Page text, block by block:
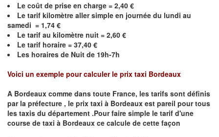
Le coût de prise en charge = 2,40 €
Le tarif kilomètre aller simple en journée du lundi au
samedi = 1,74 €
Le tarif au kilomètre nuit = 2,60 €
Le tarif horaire = 37,40 €
Les horaires de Nuit de 19h-7h
Voici un exemple pour calculer le prix taxi Bordeaux
A Bordeaux comme dans toute France, les tarifs sont définis
par la préfecture , le prix taxi à Bordeaux est pareil pour tous
les taxis du département .Pour faire simple le tarif d'une
course de taxi à Bordeaux ce calcule de cette façon